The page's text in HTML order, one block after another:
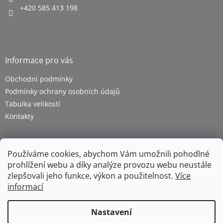
Používáme cookies, abychom Vám umožnili pohodlné
prohlížení webu a díky analýze provozu webu neustále
zlepšovali jeho funkce, výkon a použitelnost. Více
informací
Nastavení
+420 585 413 198
Informace pro vás
Obchodní podmínky
Podmínky ochrany osobních údajů
Tabulka velikostí
Kontakty